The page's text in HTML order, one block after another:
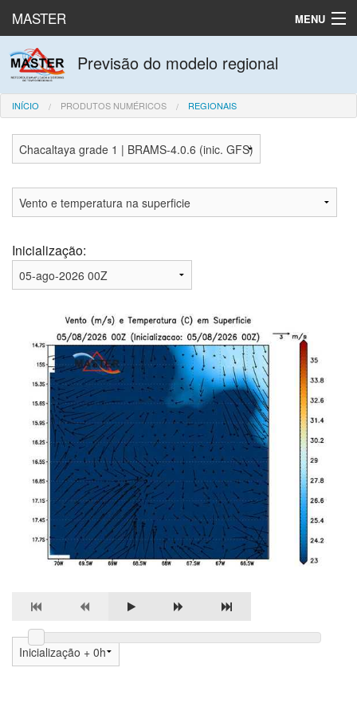
MASTER MENU
Produtos numéricos
Laboratório
English
Español
Previsão do modelo regional
INÍCIO PRODUTOS NUMÉRICOS REGIONAIS
Inicialização: